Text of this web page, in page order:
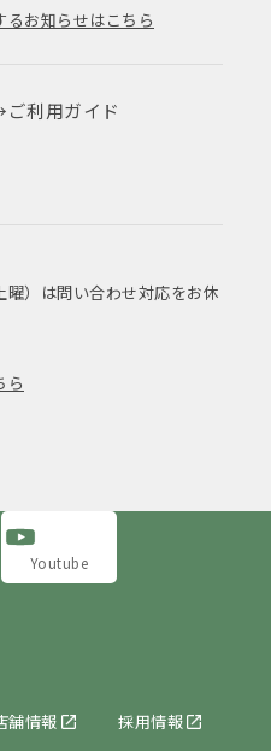
お知らせはこちら
ご利用ガイド
）は問い合わせ対応をお休
ら
舗情報 採用情報
Youtube